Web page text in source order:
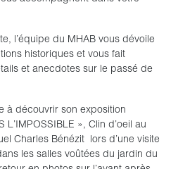
l’équipe du MHAB vous dévoile
historiques et vous fait
et anecdotes sur le passé de
à découvrir son exposition
», Clin d’oeil au
Charles Bénézit lors d’une visite
les salles voûtées du jardin du